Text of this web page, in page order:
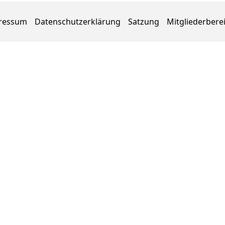
Datenschutzerklärung Satzung